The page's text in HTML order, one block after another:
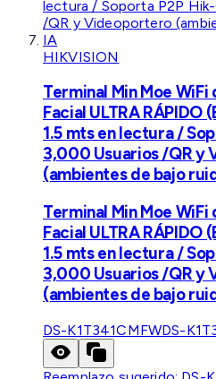
HIKVISION
Terminal Min Moe
Facial ULTRA
1.5 mts en lectura /
3,000 Usuarios /QR y
(ambientes de bajo
Terminal Min Moe
Facial ULTRA
1.5 mts en lectura /
3,000 Usuarios /QR y
(ambientes de bajo
DS-K1T341CMFWDS-